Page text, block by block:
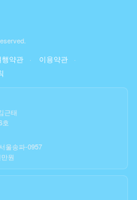
행약관
이용약관
근태
호
울송파-0957
원